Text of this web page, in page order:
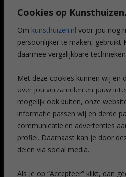
Cookies op
Om kunsthuizen.nl voor jou nog
persoonlijker te maken, gebruikt
daarmee vergelijkbare
Met deze cookies kunnen wij en
over jou verzamelen en jouw
mogelijk ook buiten, onze
informatie passen wij en derde
communicatie en advertenties
profiel. Daarnaast kan je door
delen via social media.
Als je op “Accepteer” klikt, dan
Voordelen
Veelgestelde vragen
CONTACT
Leiden
Amsterdam
Breda
Favorieten
Mijn art alert
NIEUWSBRIEF